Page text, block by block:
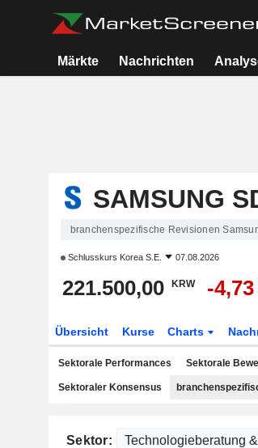
Märkte Nachrichten
SAMSUNG
branchenspezifische Revisionen
Schlusskurs Korea S.E. 07.08.2026
221.500,00 KRW -
Übersicht Kurse Charts
Sektorale Performances Sektorale
Sektoraler Konsensus
Sektor: